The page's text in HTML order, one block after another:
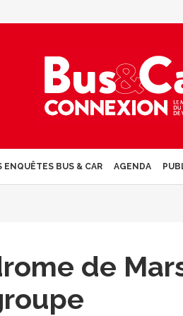
ENQUÊTES BUS & CAR AGENDA
de